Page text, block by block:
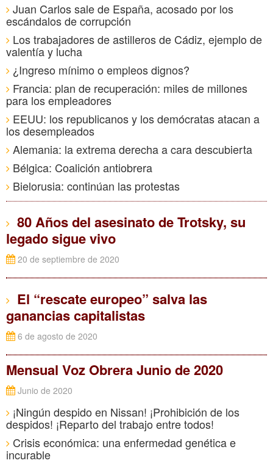
Juan Carlos sale de España, acosado por los
escándalos de corrupción
Los trabajadores de astilleros de Cádiz, ejemplo de
valentía y lucha
¿Ingreso mínimo o empleos dignos?
Francia: plan de recuperación: miles de millones
para los empleadores
EEUU: los republicanos y los demócratas atacan a
los desempleados
Alemania: la extrema derecha a cara descubierta
Bélgica: Coalición antiobrera
Bielorusia: continúan las protestas
80 Años del asesinato de Trotsky, su
legado sigue vivo
20 de septiembre de 2020
El “rescate europeo” salva las
ganancias capitalistas
6 de agosto de 2020
Mensual Voz Obrera Junio de 2020
Junio de 2020
¡Ningún despido en Nissan! ¡Prohibición de los
despidos! ¡Reparto del trabajo entre todos!
Crisis económica: una enfermedad genética e
incurable